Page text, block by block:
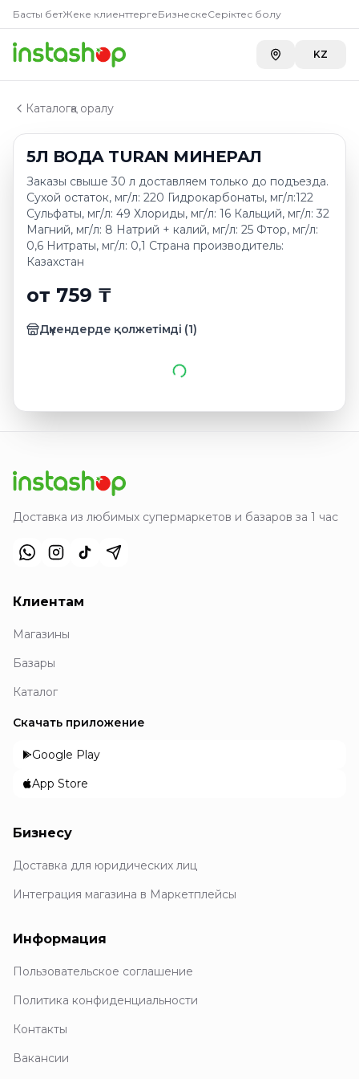
Басты бетЖеке клиенттергеБизнескеСеріктес болу
KZ
Каталогқа оралу
5Л ВОДА TURAN МИНЕРАЛ
Заказы свыше 30 л доставляем только до подъезда.
Сухой остаток, мг/л: 220 Гидрокарбонаты, мг/л:122
Сульфаты, мг/л: 49 Хлориды, мг/л: 16 Кальций, мг/л: 32
Магний, мг/л: 8 Натрий + калий, мг/л: 25 Фтор, мг/л:
0,6 Нитраты, мг/л: 0,1 Страна производитель:
Казахстан
от 759 ₸
Дүкендерде қолжетімді (1)
Главная
Каталог
Вода питьевая и с добавками, лед пищевой
5Л ВОДА TURAN МИНЕРАЛ
Купить5Л ВОДА TURAN
Доставка из любимых супермаркетов и базаров за 1 час
Клиентам
Магазины
Базары
Каталог
Скачать приложение
Google Play
App Store
Бизнесу
Доставка для юридических лиц
Интеграция магазина в Маркетплейсы
Информация
Пользовательское соглашение
Политика конфиденциальности
Контакты
Вакансии